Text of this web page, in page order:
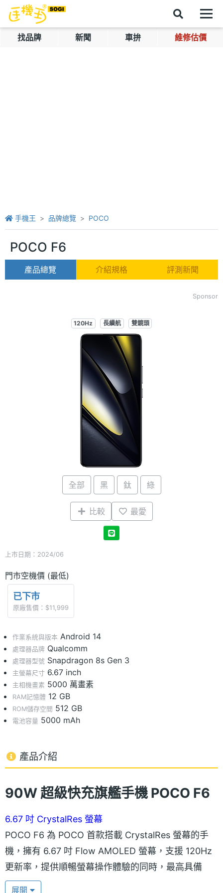
找品牌 新聞 車拚 維修估價
手機王 品牌總覽 POCO
POCO F6
產品總覽 介紹規格 評測新聞
Sponsor
120Hz 長續航 雙鏡頭
全部 黑 鈦 綠
比較 最愛
上市日期：2024/06
門市空機價 (最低)
已下市
原廠售價：$11,999
作業系統與版本 Android 14
處理器品牌 Qualcomm
處理器型號 Snapdragon 8s Gen 3
主螢幕尺寸 6.67 inch
主相機畫素 5000 萬畫素
RAM記憶體 12 GB
ROM儲存空間 512 GB
電池容量 5000 mAh
產品介紹
90W 超級快充旗艦手機 POCO F6
6.67 吋 CrystalRes 螢幕
POCO F6 為 POCO 首款搭載 CrystalRes 螢幕的手
機，擁有 6.67 吋 Flow AMOLED 螢幕，支援 120Hz
更新率，提供順暢螢幕操作體驗的同時，最高具備
2,400nits 螢幕峰值亮度，即便太陽直射下也能清楚看
展開